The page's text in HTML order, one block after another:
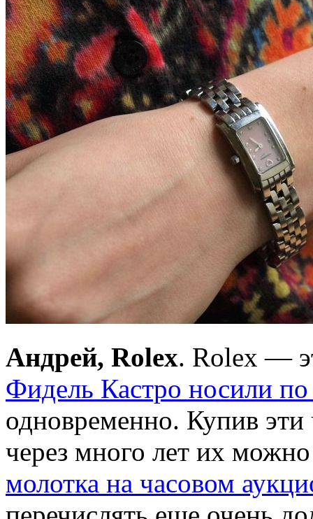
Андрей, Rolex. Rolex —
Фидель Кастро носили по
одновременно. Купив
через много лет их
молотка на часовом